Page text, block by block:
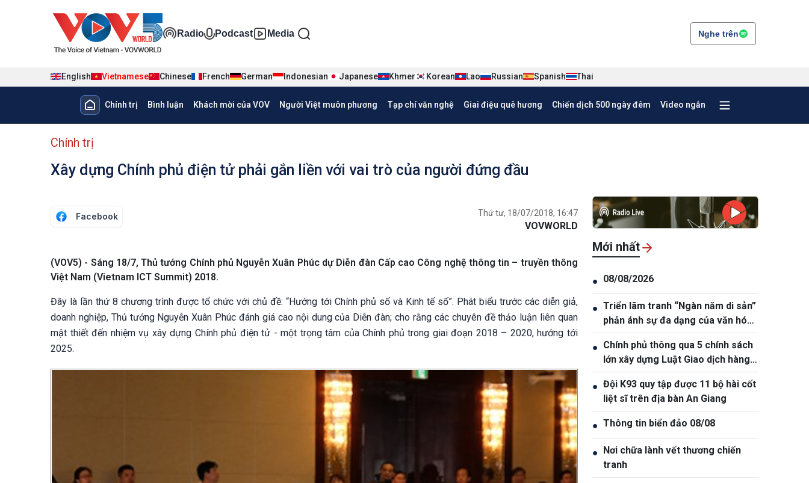
Đa phương tiện tiếng Việt
Radio Podcast Media Nghe trên
English Vietnamese Chinese French German Indonesian Japanese Khmer Korean Lao Russian Spanish Thai
Main navigation
Chính trị Bình luận Khách mời của VOV Người Việt muôn phương Tạp chí văn nghệ Giai điệu quê hương Chiến dịch 500 ngày đêm Video ngắn
menu phụ tiếng Việt
Chính trị
Xây dựng Chính phủ điện tử phải gắn liền với vai trò của người đứng đầu
Facebook Thứ tư, 18/07/2018, 16:47
VOVWORLD
(VOV5) - Sáng 18/7, Thủ tướng Chính phủ Nguyễn Xuân Phúc dự Diễn đàn Cấp cao Công nghệ thông tin – truyền thông
Việt Nam (Vietnam ICT Summit) 2018.
Đây là lần thứ 8 chương trình được tổ chức với chủ đề: “Hướng tới Chính phủ số và Kinh tế số”. Phát biểu trước các diễn giả,
doanh nghiệp, Thủ tướng Nguyễn Xuân Phúc đánh giá cao nội dung của Diễn đàn; cho rằng các chuyên đề thảo luận liên quan
mật thiết đến nhiệm vụ xây dựng Chính phủ điện tử - một trọng tâm của Chính phủ trong giai đoạn 2018 – 2020, hướng tới
2025.
Mới nhất
● 08/08/2026
● Triển lãm tranh “Ngàn năm di sản”
phản ánh sự đa dạng của văn hóa
Việt Nam
● Chính phủ thông qua 5 chính sách
lớn xây dựng Luật Giao dịch hàng
hóa phái sinh
● Đội K93 quy tập được 11 bộ hài cốt
liệt sĩ trên địa bàn An Giang
● Thông tin biển đảo 08/08
● Nơi chữa lành vết thương chiến
tranh